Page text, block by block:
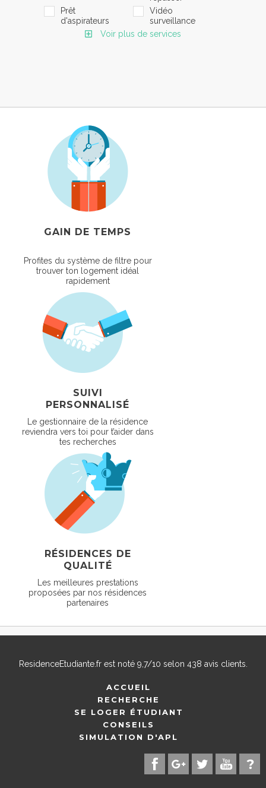
Prêt
d'aspirateurs
Vidéo
surveillance
Voir plus de services
GAIN DE TEMPS
Profites du système de filtre pour
trouver ton logement idéal
rapidement
SUIVI
PERSONNALISÉ
Le gestionnaire de la résidence
reviendra vers toi pour t’aider dans
tes recherches
RÉSIDENCES DE
QUALITÉ
Les meilleures prestations
proposées par nos résidences
partenaires
ResidenceEtudiante.frest noté 9,7/10 selon 438 avis clients.
ACCUEIL
RECHERCHE
SE LOGER ÉTUDIANT
CONSEILS
SIMULATION D'APL